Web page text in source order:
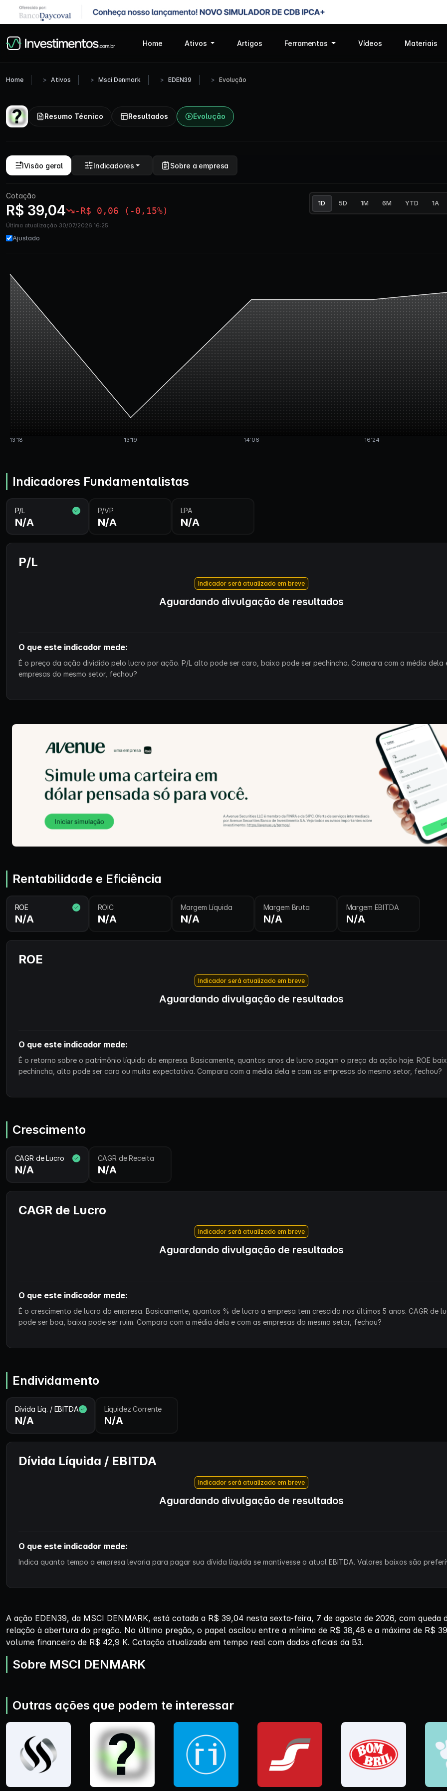
Home Ativos Artigos Ferramentas Vídeos Materiais
Home Ativos Msci Denmark EDEN39 Evolução
Resumo Técnico Resultados Evolução
Visão geral Indicadores Sobre a empresa
Cotação
R$ 39,04 -R$ 0,06 (-0,15%)
Última atualização 30/07/2026 16:25
Ajustado
1D 5D 1M 6M YTD 1A
Indicadores Fundamentalistas
P/L
N/A
P/VP
N/A
LPA
N/A
P/L
Indicador será atualizado em breve
Aguardando divulgação de resultados
O que este indicador mede:
É o preço da ação dividido pelo lucro por ação. P/L alto pode ser caro, baixo pode ser pechincha. Compara com a média dela
empresas do mesmo setor, fechou?
Rentabilidade e Eficiência
ROE
N/A
ROIC
N/A
Margem Líquida
N/A
Margem Bruta
N/A
Margem EBITDA
N/A
ROE
Indicador será atualizado em breve
Aguardando divulgação de resultados
O que este indicador mede:
É o retorno sobre o patrimônio líquido da empresa. Basicamente, quantos anos de lucro pagam o preço da ação hoje. ROE
pechincha, alto pode ser caro ou muita expectativa. Compara com a média dela e com as empresas do mesmo setor, fechou?
Crescimento
CAGR de Lucro
N/A
CAGR de Receita
N/A
CAGR de Lucro
Indicador será atualizado em breve
Aguardando divulgação de resultados
O que este indicador mede:
É o crescimento de lucro da empresa. Basicamente, quantos % de lucro a empresa tem crescido nos últimos 5 anos. CAGR de
pode ser boa, baixa pode ser ruim. Compara com a média dela e com as empresas do mesmo setor, fechou?
Endividamento
Dívida Líq. / EBITDA
N/A
Liquidez Corrente
N/A
Dívida Líquida / EBITDA
Indicador será atualizado em breve
Aguardando divulgação de resultados
O que este indicador mede:
Indica quanto tempo a empresa levaria para pagar sua dívida líquida se mantivesse o atual EBITDA. Valores baixos são
A ação EDEN39, da MSCI DENMARK, está cotada a R$ 39,04 nesta sexta-feira, 7 de agosto de 2026, com queda
relação à abertura do pregão. No último pregão, o papel oscilou entre a mínima de R$ 38,48 e a máxima de R$
volume financeiro de R$ 42,9 K. Cotação atualizada em tempo real com dados oficiais da B3.
Sobre MSCI DENMARK
Outras ações que podem te interessar